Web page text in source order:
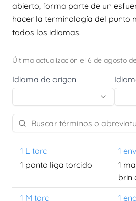
abierto, forma parte de un
hacer la terminología del punto
todos los idiomas.
Última actualización el 6 de agosto
Idioma de origen
1 L torc
1
1 ponto liga torcido
1
brin
1 M torc
1